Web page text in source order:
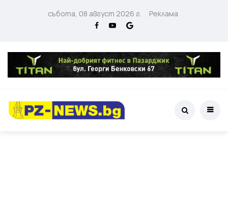
събота, 08 август 2026 г. Реклама